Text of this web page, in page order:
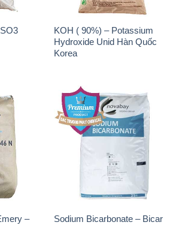
–
Mã Lai
Sodium Bicarbonate – Bicar
NaHCO3 Singapore